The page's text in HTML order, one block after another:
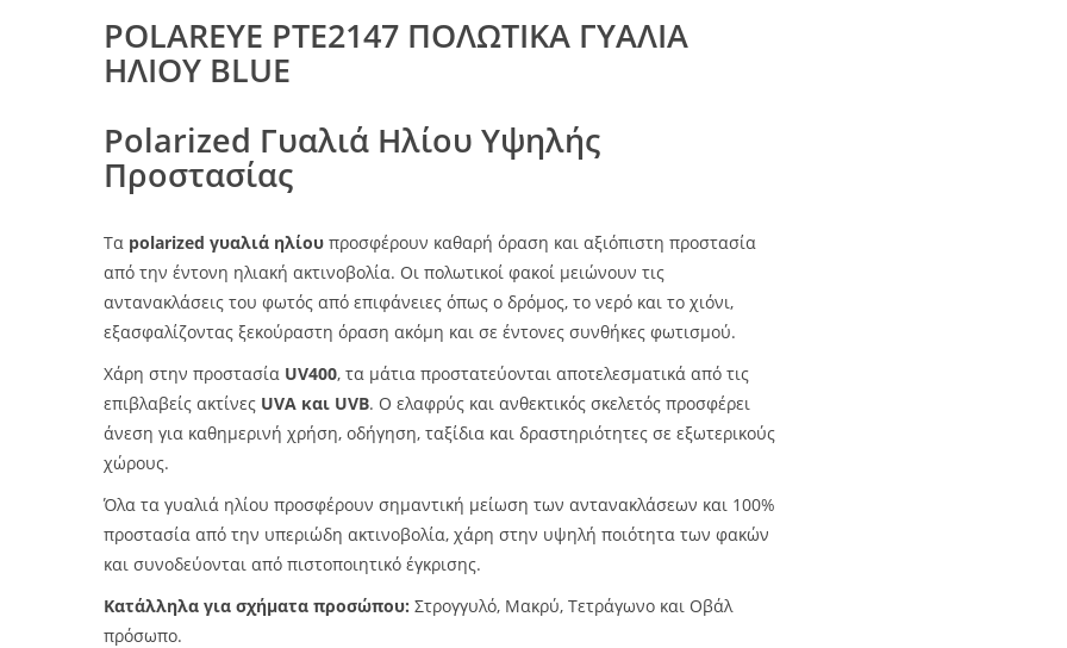
POLAREYE PTE2147 ΠΟΛΩΤΙΚΑ ΓΥΑΛΙΑ
ΗΛΙΟΥ BLUE
Polarized Γυαλιά Ηλίου Υψηλής
Προστασίας
Τα polarized γυαλιά ηλίου προσφέρουν καθαρή όραση και αξιόπιστη προστασία
από την έντονη ηλιακή ακτινοβολία. Οι πολωτικοί φακοί μειώνουν τις
αντανακλάσεις του φωτός από επιφάνειες όπως ο δρόμος, το νερό και το χιόνι,
εξασφαλίζοντας ξεκούραστη όραση ακόμη και σε έντονες συνθήκες φωτισμού.
Χάρη στην προστασία UV400, τα μάτια προστατεύονται αποτελεσματικά από τις
επιβλαβείς ακτίνες UVA και UVB. Ο ελαφρύς και ανθεκτικός σκελετός προσφέρει
άνεση για καθημερινή χρήση, οδήγηση, ταξίδια και δραστηριότητες σε εξωτερικούς
χώρους.
Όλα τα γυαλιά ηλίου προσφέρουν σημαντική μείωση των αντανακλάσεων και 100%
προστασία από την υπεριώδη ακτινοβολία, χάρη στην υψηλή ποιότητα των φακών
και συνοδεύονται από πιστοποιητικό έγκρισης.
Κατάλληλα για σχήματα προσώπου: Στρογγυλό, Μακρύ, Τετράγωνο και Οβάλ
πρόσωπο.